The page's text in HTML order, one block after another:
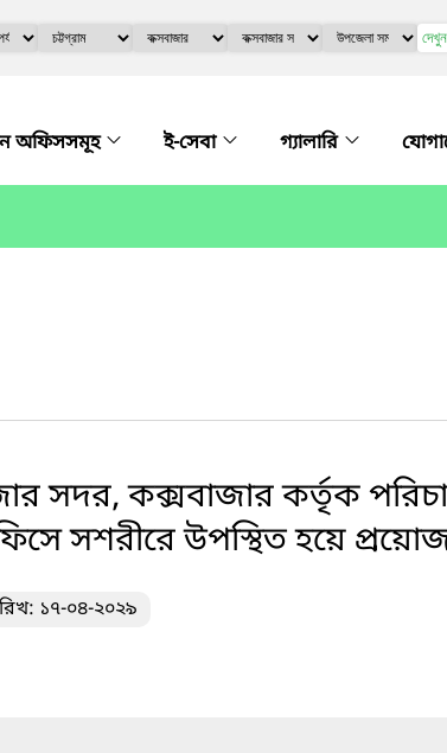
দেখুন
অফিসসমূহ ই-সেবা গ্যালারি
সদর, কক্সবাজার কর্তৃক
সশরীরে উপস্থিত হয়ে
১৭-০৪-২০২৯